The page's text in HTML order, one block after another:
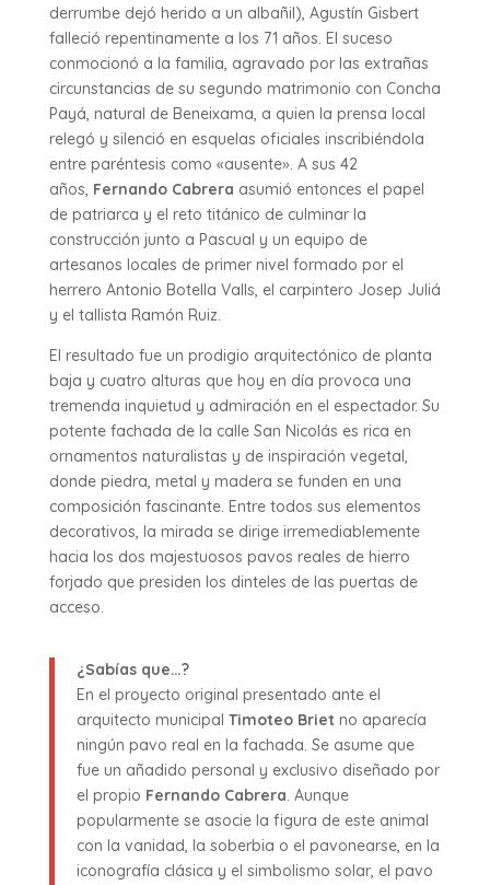
derrumbe dejó herido a un albañil), Agustín Gisbert
falleció repentinamente a los 71 años. El suceso
conmocionó a la familia, agravado por las extrañas
circunstancias de su segundo matrimonio con Concha
Payá, natural de Beneixama, a quien la prensa local
relegó y silenció en esquelas oficiales inscribiéndola
entre paréntesis como «ausente». A sus 42
años, Fernando Cabrera asumió entonces el papel
de patriarca y el reto titánico de culminar la
construcción junto a Pascual y un equipo de
artesanos locales de primer nivel formado por el
herrero Antonio Botella Valls, el carpintero Josep Juliá
y el tallista Ramón Ruiz.
El resultado fue un prodigio arquitectónico de planta
baja y cuatro alturas que hoy en día provoca una
tremenda inquietud y admiración en el espectador. Su
potente fachada de la calle San Nicolás es rica en
ornamentos naturalistas y de inspiración vegetal,
donde piedra, metal y madera se funden en una
composición fascinante. Entre todos sus elementos
decorativos, la mirada se dirige irremediablemente
hacia los dos majestuosos pavos reales de hierro
forjado que presiden los dinteles de las puertas de
acceso.
¿Sabías que…?
En el proyecto original presentado ante el
arquitecto municipal Timoteo Brietno aparecía
ningún pavo real en la fachada. Se asume que
fue un añadido personal y exclusivo diseñado por
el propio Fernando Cabrera. Aunque
popularmente se asocie la figura de este animal
con la vanidad, la soberbia o el pavonearse, en la
iconografía clásica y el simbolismo solar, el pavo